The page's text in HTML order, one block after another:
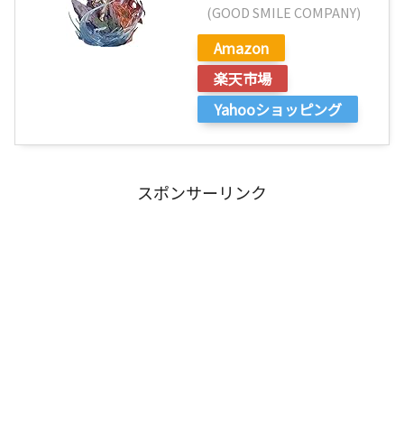
(GOOD SMILE COMPANY)
Amazon
楽天市場
Yahooショッピング
スポンサーリンク